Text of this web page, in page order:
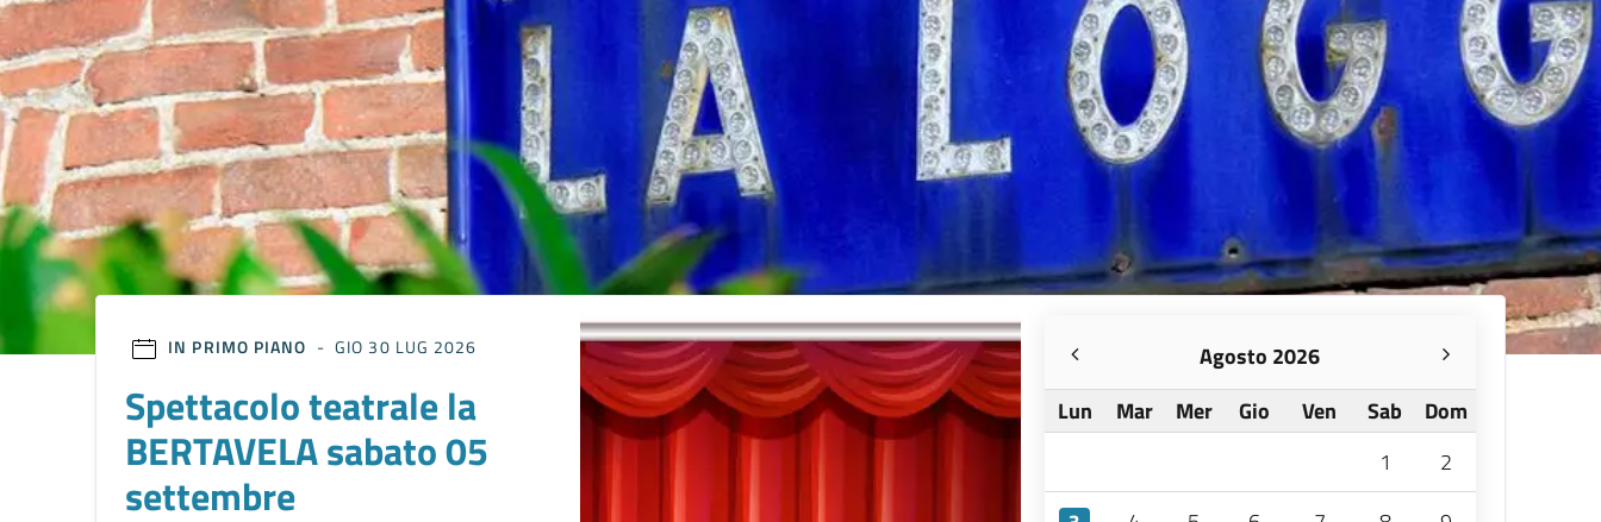
IN PRIMO PIANO - GIO 30 LUG 2026
Spettacolo teatrale la
BERTAVELA sabato 05
settembre
Agosto 2026
Lun
Mar Mer Gio Ven Sab
Dom
1
2